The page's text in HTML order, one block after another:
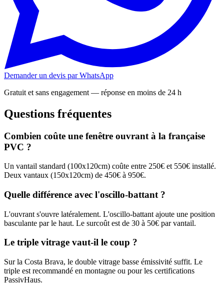
Demander un devis par WhatsApp
Gratuit et sans engagement — réponse en moins de 24 h
Questions fréquentes
Combien coûte une fenêtre ouvrant à la française
PVC ?
Un vantail standard (100x120cm) coûte entre 250€ et 550€ installé.
Deux vantaux (150x120cm) de 450€ à 950€.
Quelle différence avec l'oscillo-battant ?
L'ouvrant s'ouvre latéralement. L'oscillo-battant ajoute une position
basculante par le haut. Le surcoût est de 30 à 50€ par vantail.
Le triple vitrage vaut-il le coup ?
Sur la Costa Brava, le double vitrage basse émissivité suffit. Le
triple est recommandé en montagne ou pour les certifications
PassivHaus.